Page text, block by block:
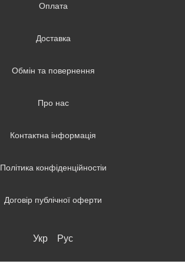
Оплата
Доставка
Обмін та повернення
Про нас
Контактна інформація
Політика конфіденційностіи
Договір публічної оферти
Укр Рус